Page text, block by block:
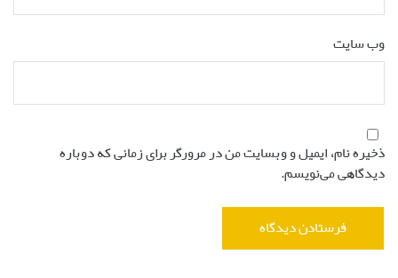
وب‌ سایت
ذخیره نام، ایمیل و وبسایت من در مرورگر برای زمانی که دوباره
دیدگاهی می‌نویسم.